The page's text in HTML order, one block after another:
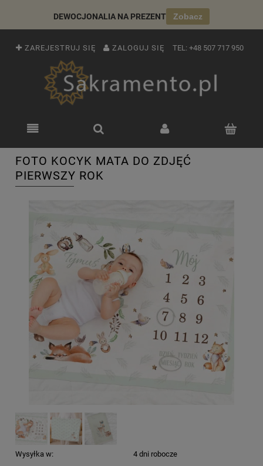
DEWOCJONALIA NA PREZENT Zobacz
ZAREJESTRUJ SIĘ ZALOGUJ SIĘ TEL: +48 507 717 950
FOTO KOCYK MATA DO ZDJĘĆ
PIERWSZY ROK
Wysyłka w: 4 dni robocze